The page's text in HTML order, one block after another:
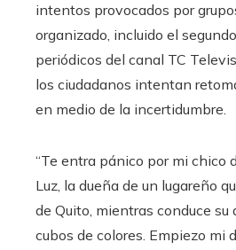
intentos provocados por
organizado, incluido el
periódicos del canal TC
los ciudadanos intentan
en medio de la incertidumbre.
“Te entra pánico por mi chico
Luz, la dueña de un lugareño
de Quito, mientras conduce su
cubos de colores. Empiezo mi